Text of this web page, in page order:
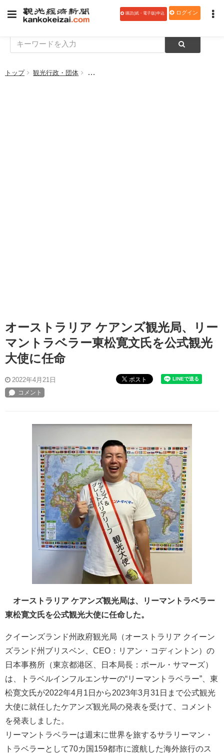
購読(紙・電子版)申込 ログイン
トップ 観光行政・団体 オーストラリア ケアンズ観光局、リーマント
オーストラリア ケアンズ観光局、リー
マントラベラー東松寛文氏を公式観光
大使に任命
2022年4月21日 ポスト
オーストラリア ケアンズ観光局は、リーマントラベラー
東松寛文氏を公式観光大使に任命した。
クイーンズランド州政府観光局（オーストラリア クイーン
ズランド州ブリスベン、CEO：リアン・コディントン）の
日本事務所（東京都港区、日本局長：ポール・サマーズ）
は、トラベルインフルエンサーの“リーマントラベラー”、東
松寛文氏が2022年4月1日から2023年3月31日まで公式観光
大使に就任したケアンズ観光局の発表を受けて、コメント
を発表しました。
リーマントラベラーは週末に世界を旅するサラリーマン・
トラベラーとして70カ国159都市に渡航した海外旅行のス